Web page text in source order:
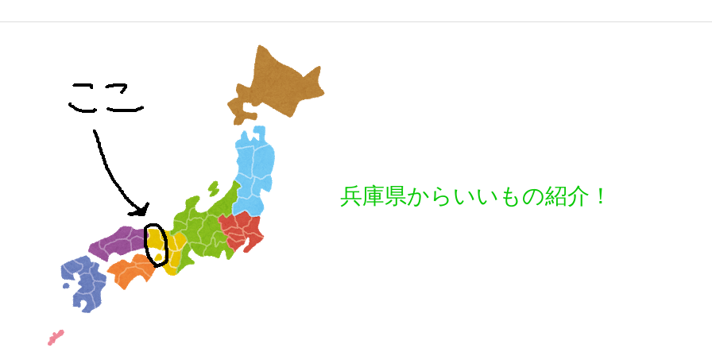
兵庫県からいいもの紹介！